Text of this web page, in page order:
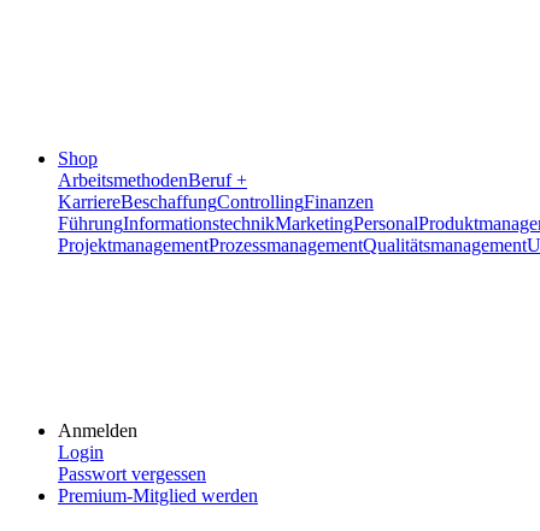
Shop
ArbeitsmethodenBeruf +
KarriereBeschaffungControllingFinanzen
FührungInformationstechnikMarketingPersonal
ProjektmanagementProzessmanagementQualitätsmanagement
Anmelden
Login
Passwort vergessen
Premium-Mitglied werden